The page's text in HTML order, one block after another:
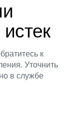
к
Уточнить
в службе